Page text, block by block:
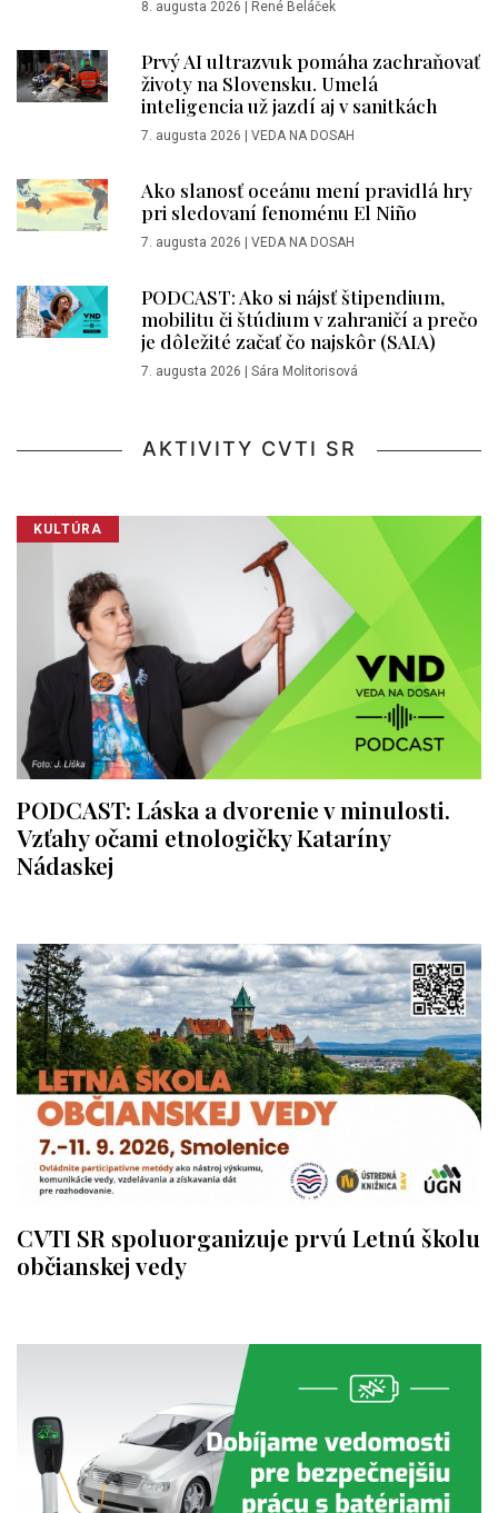
8. augusta 2026 René Beláček
Prvý AI ultrazvuk pomáha zachraňovať
životy na Slovensku. Umelá
inteligencia už jazdí aj v sanitkách
7. augusta 2026 VEDA NA DOSAH
Ako slanosť oceánu mení pravidlá hry
pri sledovaní fenoménu El Niño
7. augusta 2026 VEDA NA DOSAH
PODCAST: Ako si nájsť štipendium,
mobilitu či štúdium v zahraničí a prečo
je dôležité začať čo najskôr (SAIA)
7. augusta 2026 Sára Molitorisová
AKTIVITY CVTI SR
KULTÚRA
PODCAST: Láska a dvorenie v minulosti.
Vzťahy očami etnologičky Kataríny
Nádaskej
CVTI SR spoluorganizuje prvú Letnú školu
občianskej vedy